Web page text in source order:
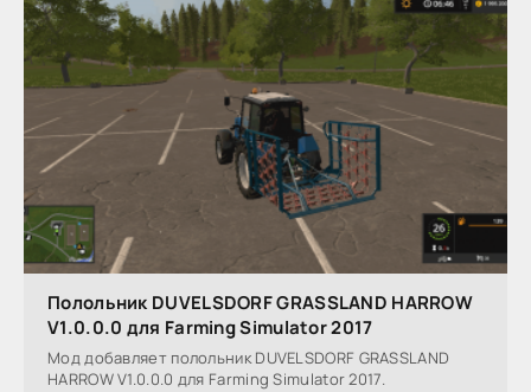
Полольник DUVELSDORF GRASSLAND HARROW
V1.0.0.0 для Farming Simulator 2017
Мод добавляет полольник DUVELSDORF GRASSLAND
HARROW V1.0.0.0 для Farming Simulator 2017.